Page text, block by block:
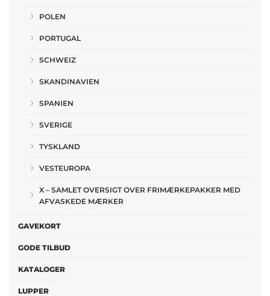
POLEN
PORTUGAL
SCHWEIZ
SKANDINAVIEN
SPANIEN
SVERIGE
TYSKLAND
VESTEUROPA
X – SAMLET OVERSIGT OVER FRIMÆRKEPAKKER MED
AFVASKEDE MÆRKER
GAVEKORT
GODE TILBUD
KATALOGER
LUPPER